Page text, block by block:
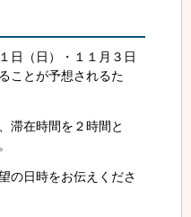
日（日）・１１月３日
ことが予想されるた
滞在時間を２時間と
の日時をお伝えくださ